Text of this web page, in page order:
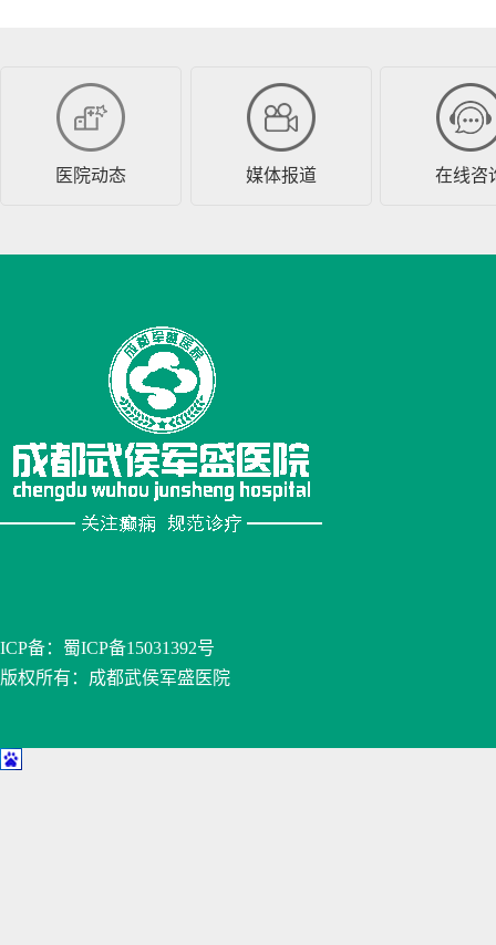
医院动态 媒体报道 在线咨
ICP备： 蜀ICP备15031392号
版权所有：成都武侯军盛医院